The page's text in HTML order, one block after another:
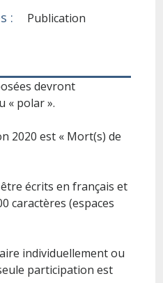
: Publication
devront
« polar ».
2020 est « Mort(s) de
écrits en français et
caractères (espaces
individuellement ou
participation est